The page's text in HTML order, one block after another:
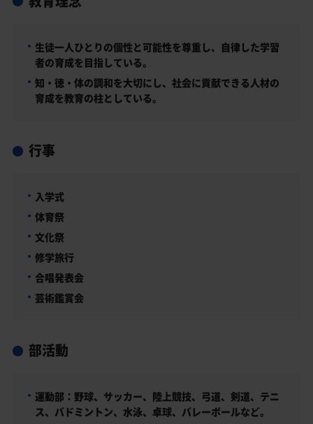
生徒一人ひとりの個性と可能性を尊重し、自律した学習
者の育成を目指している。
知・徳・体の調和を大切にし、社会に貢献できる人材の
育成を教育の柱としている。
行事
入学式
体育祭
文化祭
修学旅行
合唱発表会
芸術鑑賞会
部活動
運動部：野球、サッカー、陸上競技、弓道、剣道、テニ
ス、バドミントン、水泳、卓球、バレーボールなど。